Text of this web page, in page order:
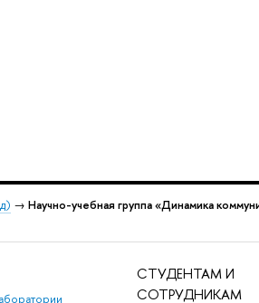
→ Научно-учебная группа «Динамика
СТУДЕНТАМ И
СОТРУДНИКАМ